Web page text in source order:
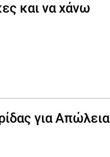
και να χάνω
για Απώλεια